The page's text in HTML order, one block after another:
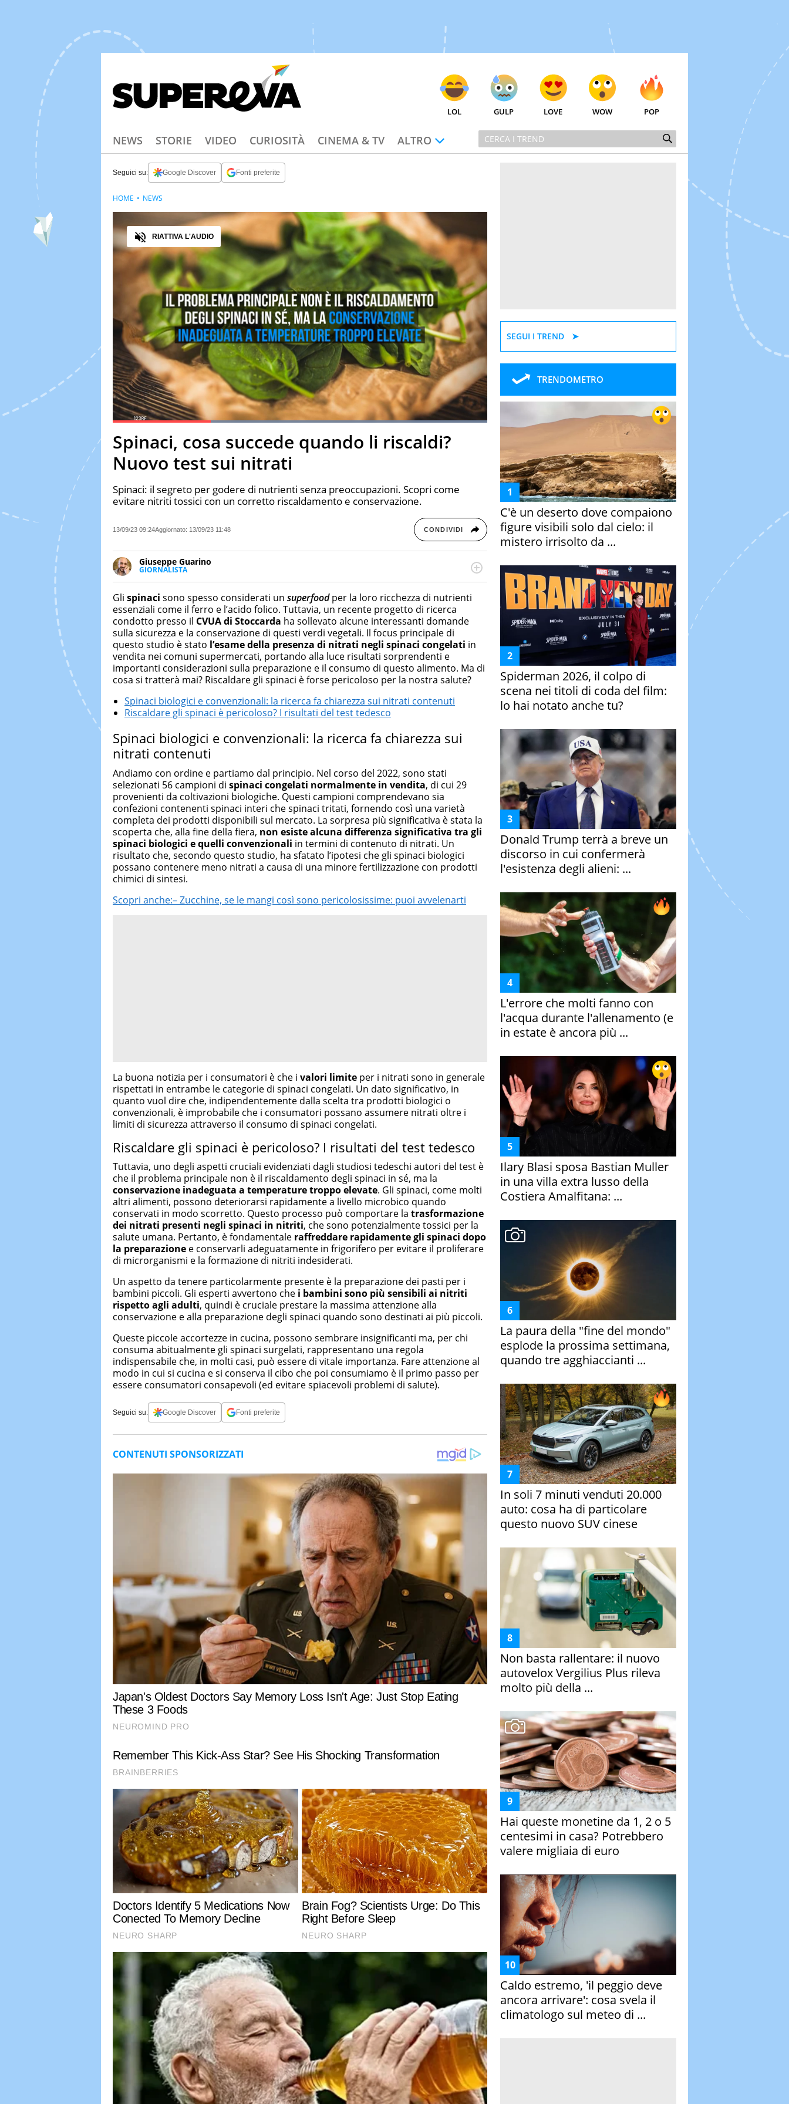
LOL GULP LOVE WOW POP
NEWS STORIE VIDEO CURIOSITÀ CINEMA & TV ALTRO
Seguici su: Google Discover Fonti preferite
PauseUnmuteCurrent Time
0:19
Loaded:100.00%
Fullscreen
Audio
RIATTIVA L'AUDIO
Spinaci, cosa succede quando li riscaldi?
Nuovo test sui nitrati
Spinaci: il segreto per godere di nutrienti senza preoccupazioni. Scopri come
evitare nitriti tossici con un corretto riscaldamento e conservazione.
13/09/23 09:24Aggiornato: 13/09/23 11:48 CONDIVIDI
Giuseppe Guarino
GIORNALISTA
Ph(D) in Diritto Comparato e processi di integrazione e attivo nel campo della ricerca, in
particolare sulla Storia contemporanea di America Latina e Spagna. Collabora con
numerose testate ed è presidente dell'Associazione Culturale "La Biblioteca del Sannio".
HOME NEWS
Gli spinaci sono spesso considerati un superfoodper la loro ricchezza di nutrienti
essenziali come il ferro e l’acido folico. Tuttavia, un recente progetto di ricerca
condotto presso il CVUA di Stoccarda ha sollevato alcune interessanti domande
sulla sicurezza e la conservazione di questi verdi vegetali. Il focus principale di
questo studio è stato l’esame della presenza di nitrati negli spinaci congelati in
vendita nei comuni supermercati, portando alla luce risultati sorprendenti e
importanti considerazioni sulla preparazione e il consumo di questo alimento. Ma di
cosa si tratterà mai? Riscaldare gli spinaci è forse pericoloso per la nostra salute?
Spinaci biologici e convenzionali: la ricerca fa chiarezza sui nitrati contenuti
Riscaldare gli spinaci è pericoloso? I risultati del test tedesco
Spinaci biologici e convenzionali: la ricerca fa chiarezza sui
nitrati contenuti
Andiamo con ordine e partiamo dal principio. Nel corso del 2022, sono stati
selezionati 56 campioni di spinaci congelati normalmente in vendita, di cui 29
provenienti da coltivazioni biologiche. Questi campioni comprendevano sia
confezioni contenenti spinaci interi che spinaci tritati, fornendo così una varietà
completa dei prodotti disponibili sul mercato. La sorpresa più significativa è stata la
scoperta che, alla fine della fiera, non esistealcuna differenza significativa tra gli
spinaci biologici e quelli convenzionali in termini di contenuto di nitrati. Un
risultato che, secondo questo studio, ha sfatato l’ipotesi che gli spinaci biologici
possano contenere meno nitrati a causa di una minore fertilizzazione con prodotti
chimici di sintesi.
Scopri anche:– Zucchine, se le mangi così sono pericolosissime: puoi avvelenarti
La buona notizia per i consumatori è che i valori limite per i nitrati sono in generale
rispettati in entrambe le categorie di spinaci congelati. Un dato significativo, in
quanto vuol dire che, indipendentemente dalla scelta tra prodotti biologici o
convenzionali, è improbabile che i consumatori possano assumere nitrati oltre i
limiti di sicurezza attraverso il consumo di spinaci congelati.
Riscaldare gli spinaci è pericoloso? I risultati del test tedesco
Tuttavia, uno degli aspetti cruciali evidenziati dagli studiosi tedeschi autori del test è
che il problema principale non è il riscaldamento degli spinaci in sé, ma la
conservazione inadeguata a temperature troppo elevate. Gli spinaci, come molti
altri alimenti, possono deteriorarsi rapidamente a livello microbico quando
conservati in modo scorretto. Questo processo può comportare la trasformazione
dei nitrati presenti negli spinaci in nitriti, che sono potenzialmente tossici per la
salute umana. Pertanto, è fondamentale raffreddare rapidamente gli spinaci dopo
la preparazione e conservarli adeguatamente in frigorifero per evitare il proliferare
di microrganismi e la formazione di nitriti indesiderati.
Un aspetto da tenere particolarmente presente è la preparazione dei pasti per i
bambini piccoli. Gli esperti avvertono che i bambini sono più sensibili ai nitriti
rispetto agli adulti, quindi è cruciale prestare la massima attenzione alla
conservazione e alla preparazione degli spinaci quando sono destinati ai più piccoli.
Queste piccole accortezze in cucina, possono sembrare insignificanti ma, per chi
consuma abitualmente gli spinaci surgelati, rappresentano una regola
indispensabile che, in molti casi, può essere di vitale importanza. Fare attenzione al
modo in cui si cucina e si conserva il cibo che poi consumiamo è il primo passo per
essere consumatori consapevoli (ed evitare spiacevoli problemi di salute).
Seguici su: Google Discover Fonti preferite
SEGUI I TREND
TRENDOMETRO
C'è un deserto dove compaiono
figure visibili solo dal cielo: il
mistero irrisolto da ...
Spiderman 2026, il colpo di
scena nei titoli di coda del film:
lo hai notato anche tu?
Donald Trump terrà a breve un
discorso in cui confermerà
l'esistenza degli alieni: ...
L'errore che molti fanno con
l'acqua durante l'allenamento (e
in estate è ancora più ...
Ilary Blasi sposa Bastian Muller
in una villa extra lusso della
Costiera Amalfitana: ...
La paura della "fine del mondo"
esplode la prossima settimana,
quando tre agghiaccianti ...
In soli 7 minuti venduti 20.000
auto: cosa ha di particolare
questo nuovo SUV cinese
Non basta rallentare: il nuovo
autovelox Vergilius Plus rileva
molto più della ...
Hai queste monetine da 1, 2 o 5
centesimi in casa? Potrebbero
valere migliaia di euro
Caldo estremo, 'il peggio deve
ancora arrivare': cosa svela il
climatologo sul meteo di ...